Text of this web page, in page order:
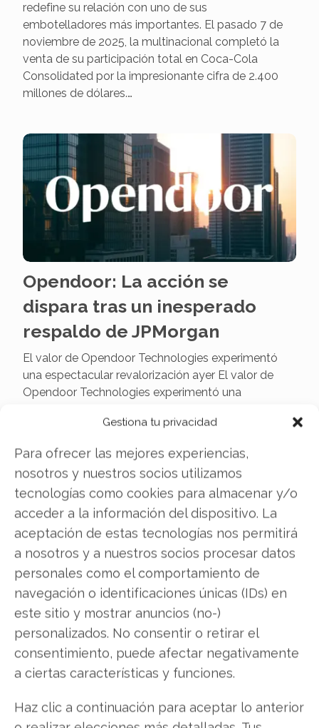
Gestiona tu privacidad
Para ofrecer las mejores experiencias,
nosotros y nuestros socios utilizamos
tecnologías como cookies para almacenar y/o
acceder a la información del dispositivo. La
aceptación de estas tecnologías nos permitirá
a nosotros y a nuestros socios procesar datos
personales como el comportamiento de
navegación o identificaciones únicas (IDs) en
este sitio y mostrar anuncios (no-)
personalizados. No consentir o retirar el
consentimiento, puede afectar negativamente
a ciertas características y funciones.
Haz clic a continuación para aceptar lo anterior
redefine su relación con uno de sus
embotelladores más importantes. El pasado 7 de
noviembre de 2025, la multinacional completó la
venta de su participación total en Coca-Cola
Consolidated por la impresionante cifra de 2.400
millones de dólares.…
Opendoor: La acción se
dispara tras un inesperado
respaldo de JPMorgan
El valor de Opendoor Technologies experimentó
una espectacular revalorización ayer El valor de
Opendoor Technologies experimentó una
sesión con un avance del 21,80% que captó la
alcista fue impulsado por la publicación de una
nota de análisis sorprendentemente favorable…
Robinhood: ¿Una apuesta
La plataforma de inversión Robinhood vive días